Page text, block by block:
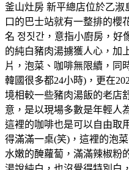
釜山灶房 新平總店位於乙淑
口的巴士站就有一整排的櫻
名 정짓간，意指小廚房，好
的純白豬肉湯擄獲人心，加
片，泡菜、咖啡無限續，同
韓國很多都24小時)，更在
境相較一些豬肉湯飯的老店
意，是以現場多數是年輕人
這裡的咖啡也是可以自由取
得滿滿一桌(笑)，這裡的泡
水嫩的醃蘿蔔，滿滿辣椒粉